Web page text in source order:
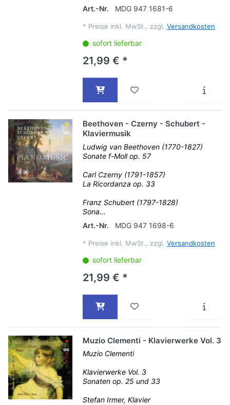
Art.-Nr.
MDG 947 1681-6
* Preise inkl. MwSt., zzgl. Versandkosten
sofort lieferbar
21,99 € *
Beethoven - Czerny - Schubert -
Klaviermusik
Ludwig van Beethoven (1770-1827)
Sonate f-Moll op. 57
Carl Czerny (1791-1857)
La Ricordanza op. 33
Franz Schubert (1797-1828)
Sona...
Art.-Nr.
MDG 947 1698-6
* Preise inkl. MwSt., zzgl. Versandkosten
sofort lieferbar
21,99 € *
Muzio Clementi - Klavierwerke Vol. 3
Muzio Clementi
Klavierwerke Vol. 3
Sonaten op. 25 und 33
Stefan Irmer, Klavier